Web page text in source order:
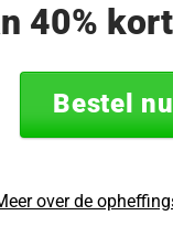
40%
Bestel nu
over de